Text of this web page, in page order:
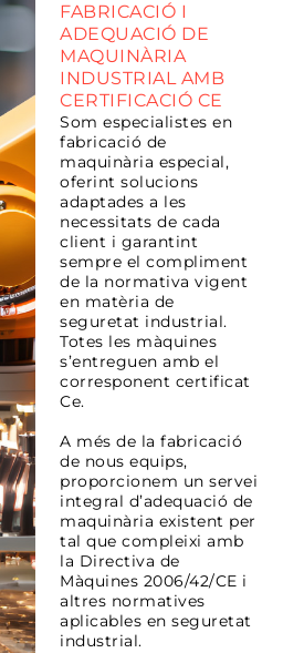
FABRICACIÓ I
ADEQUACIÓ DE
MAQUINÀRIA
INDUSTRIAL AMB
CERTIFICACIÓ CE
Som especialistes en
fabricació de
maquinària especial,
oferint solucions
adaptades a les
necessitats de cada
client i garantint
sempre el compliment
de la normativa vigent
en matèria de
seguretat industrial.
Totes les màquines
s’entreguen amb el
corresponent certificat
Ce.
A més de la fabricació
de nous equips,
proporcionem un servei
integral d’adequació de
maquinària existent per
tal que compleixi amb
la Directiva de
Màquines 2006/42/CE i
altres normatives
aplicables en seguretat
industrial.